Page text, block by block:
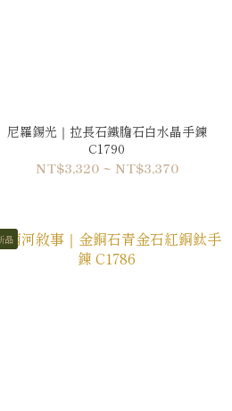
尼羅錫光｜拉長石鐵膽石白水晶手鍊
C1790
NT$3,320 ~ NT$3,370
品